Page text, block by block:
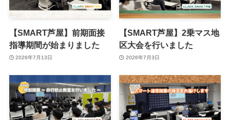
【SMART芦屋】前期面接
指導期間が始まりました
2026年7月13日
【SMART芦屋】2乗マス地
区大会を行いました
2026年7月3日